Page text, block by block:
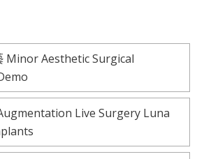
Minor Aesthetic Surgical
Live Surgery Luna